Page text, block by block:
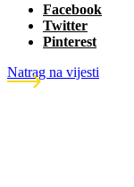
Facebook
Twitter
Pinterest
Natrag na vijesti